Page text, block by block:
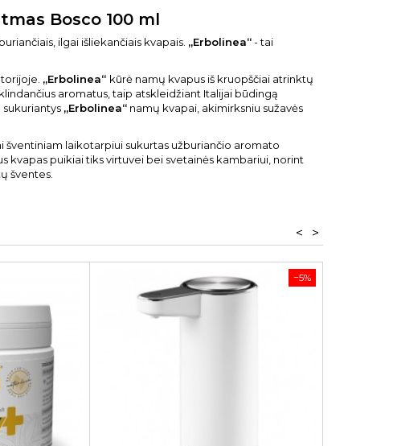
Bosco 100 ml
ilgai išliekančiais kvapais. „Erbolinea“- tai
„Erbolinea“ kūrė namų kvapus iš kruopščiai atrinktų
aromatus, taip atskleidžiant Italijai būdingą
„Erbolinea“ namų kvapai, akimirksniu sužavės
šventiniam laikotarpiui sukurtas užburiančio aromato
kvapas puikiai tiks virtuvei bei svetainės kambariui, norint
šventes.
>
<
−5%